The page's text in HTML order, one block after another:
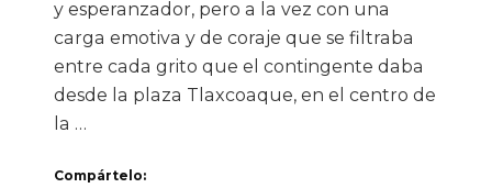
y esperanzador, pero a la vez con una
carga emotiva y de coraje que se filtraba
entre cada grito que el contingente daba
desde la plaza Tlaxcoaque, en el centro de
la …
Compártelo: